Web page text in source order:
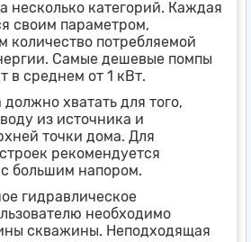
несколько категорий. Каждая
своим параметром,
количество потребляемой
Самые дешевые помпы
в среднем от 1 кВт.
хватать для того,
из источника и
точки дома. Для
рекомендуется
большим напором.
гидравлическое
необходимо
скважины. Неподходящая